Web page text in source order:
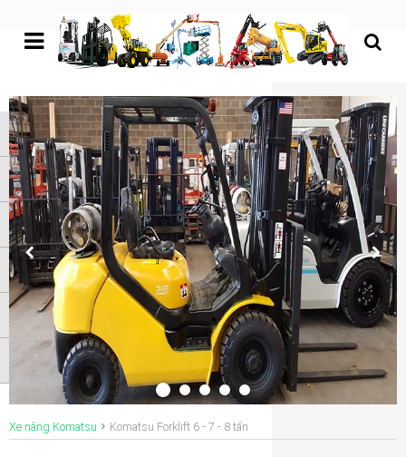
Xe nâng Komatsu Komatsu Forklift 6 - 7 - 8 tấn
undefined
Trang chủ
XE NÂNG HÀNG
XE NÂNG NGƯỜI
XE NÂNG KHÁC
ATTACHMENTS
LIÊN HỆ